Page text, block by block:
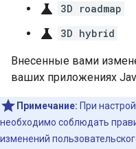
science 3D roadmap
science 3D hybrid
Внесенные вами
ваших приложениях
Примечание: При
необходимо соблюдать
изменений